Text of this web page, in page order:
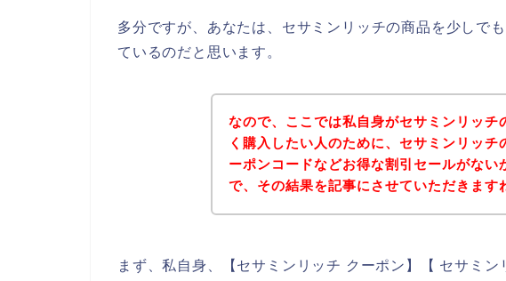
多分ですが、あなたは、セサミンリッチの商品を少しで
ているのだと思います。
なので、ここでは私自身がセサミンリッチ
く購入したい人のために、セサミンリッチ
ーポンコードなどお得な割引セールがない
で、その結果を記事にさせていただきます
まず、私自身、【セサミンリッチ クーポン】【 セサミン